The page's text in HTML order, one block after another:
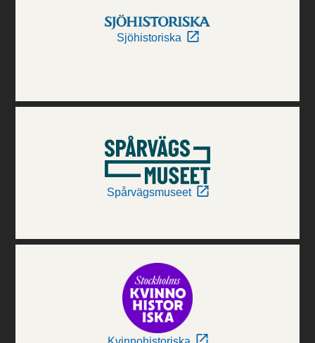
Sjöhistoriska
Spårvägsmuseet